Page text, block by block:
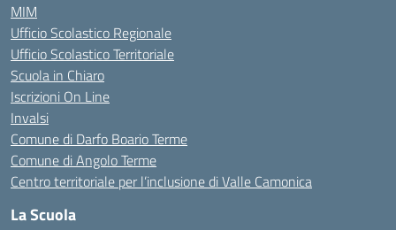
MIM
Ufficio Scolastico Regionale
Ufficio Scolastico Territoriale
Scuola in Chiaro
Iscrizioni On Line
Invalsi
Comune di Darfo Boario Terme
Comune di Angolo Terme
Centro territoriale per l’inclusione di Valle Camonica
La Scuola